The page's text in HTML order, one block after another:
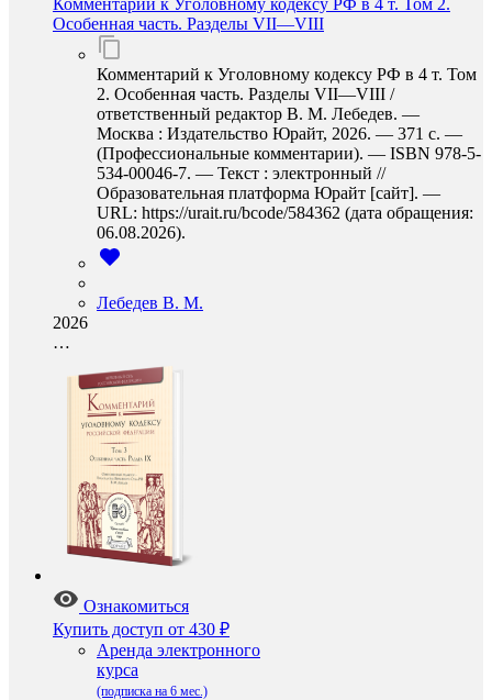
Комментарий к Уголовному кодексу РФ в 4 т. Том 2.
Особенная часть. Разделы VII—VIII
Комментарий к Уголовному кодексу РФ в 4 т. Том
2. Особенная часть. Разделы VII—VIII /
ответственный редактор В. М. Лебедев. —
Москва : Издательство Юрайт, 2026. — 371 с. —
(Профессиональные комментарии). — ISBN 978-5-
534-00046-7. — Текст : электронный //
Образовательная платформа Юрайт [сайт]. —
URL: https://urait.ru/bcode/584362 (дата обращения:
06.08.2026).
Лебедев В. М.
2026
…
Ознакомиться
Купить доступ от 430 ₽
Аренда электронного
курса
(подписка на 6 мес.)